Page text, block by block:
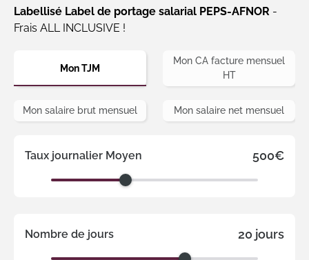
Labellisé Label de portage salarial PEPS-AFNOR -
Frais ALL INCLUSIVE !
Mon TJM
Mon CA facture mensuel
HT
Mon salaire brut mensuel Mon salaire net mensuel
Taux journalier Moyen 500€
Nombre de jours 20 jours